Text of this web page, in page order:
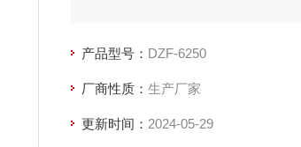
产品型号： DZF-6250
厂商性质： 生产厂家
更新时间： 2024-05-29